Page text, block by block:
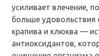
усиливает влечение,
больше удовольствия
крапива и клюква —
антиоксидантов,